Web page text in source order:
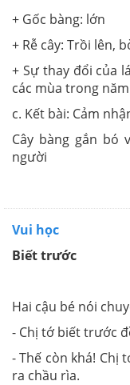
+ Gốc bàng: lớn
+ Rễ cây: Trồi lên,
+ Sự thay đổi của
các mùa trong năm
c. Kết bài: Cảm
Cây bàng gắn bó
người
Vui học
Biết trước
Hai cậu bé nói
- Chị tớ biết trước
- Thế còn khá! Chị
ra chầu rìa.